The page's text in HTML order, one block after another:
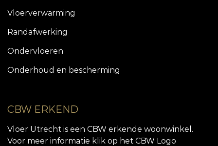
Vloerverwarming
Randafwerking
Ondervloeren
Onderhoud en bescherming
CBW ERKEND
Vloer Utrecht is een CBW erkende woonwinkel.
Voor meer informatie klik op het CBW Logo